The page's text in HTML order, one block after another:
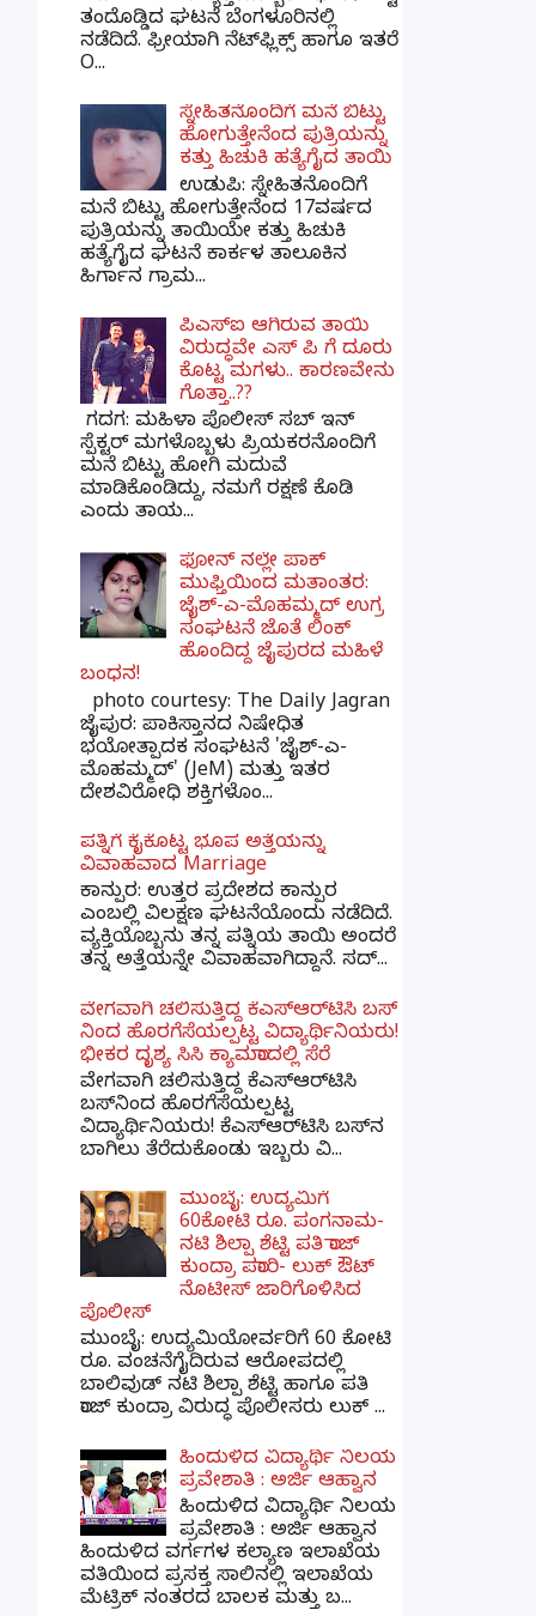
ತಂದೊಡ್ಡಿದ ಘಟನೆ ಬೆಂಗಳೂರಿನಲ್ಲಿ
ನಡೆದಿದೆ. ಫ್ರೀಯಾಗಿ ನೆಟ್‌ಫ್ಲಿಕ್ಸ್ ಹಾಗೂ ಇತರೆ
O...
ಸ್ನೇಹಿತನೊಂದಿಗೆ ಮನೆ ಬಿಟ್ಟು
ಹೋಗುತ್ತೇನೆಂದ ಪುತ್ರಿಯನ್ನು
ಕತ್ತು ಹಿಚುಕಿ ಹತ್ಯೆಗೈದ ತಾಯಿ
ಉಡುಪಿ: ಸ್ನೇಹಿತನೊಂದಿಗೆ
ಮನೆ ಬಿಟ್ಟು ಹೋಗುತ್ತೇನೆಂದ 17ವರ್ಷದ
ಪುತ್ರಿಯನ್ನು ತಾಯಿಯೇ ಕತ್ತು ಹಿಚುಕಿ
ಹತ್ಯೆಗೈದ ಘಟನೆ ಕಾರ್ಕಳ ತಾಲೂಕಿನ
ಹಿರ್ಗಾನ ಗ್ರಾಮ...
ಪಿಎಸ್​ಐ ಆಗಿರುವ ತಾಯಿ
ವಿರುದ್ಧವೇ ಎಸ್ ಪಿ ಗೆ ದೂರು
ಕೊಟ್ಟ ಮಗಳು.. ಕಾರಣವೇನು
ಗೊತ್ತಾ..??
ಗದಗ​: ಮಹಿಳಾ ಪೊಲೀಸ್​ ಸಬ್ ​ಇನ್​
ಸ್ಪೆಕ್ಟರ್​ ಮಗಳೊಬ್ಬಳು ಪ್ರಿಯಕರನೊಂದಿಗೆ
ಮನೆ ಬಿಟ್ಟು ಹೋಗಿ ಮದುವೆ
ಮಾಡಿಕೊಂಡಿದ್ದು, ನಮಗೆ ರಕ್ಷಣೆ ಕೊಡಿ
ಎಂದು ತಾಯ...
ಫೋನ್ ನಲ್ಲೇ ಪಾಕ್
ಮುಫ್ತಿಯಿಂದ ಮತಾಂತರ:
ಜೈಶ್-ಎ-ಮೊಹಮ್ಮದ್ ಉಗ್ರ
ಸಂಘಟನೆ ಜೊತೆ ಲಿಂಕ್
ಹೊಂದಿದ್ದ ಜೈಪುರದ ಮಹಿಳೆ
ಬಂಧನ!
photo courtesy: The Daily Jagran
ಜೈಪುರ: ಪಾಕಿಸ್ತಾನದ ನಿಷೇಧಿತ
ಭಯೋತ್ಪಾದಕ ಸಂಘಟನೆ 'ಜೈಶ್-ಎ-
ಮೊಹಮ್ಮದ್' (JeM) ಮತ್ತು ಇತರ
ದೇಶವಿರೋಧಿ ಶಕ್ತಿಗಳೊಂ...
ಪತ್ನಿಗೆ ಕೈಕೊಟ್ಟ ಭೂಪ ಅತ್ತೆಯನ್ನು
ವಿವಾಹವಾದ Marriage
ಕಾನ್ಪುರ: ಉತ್ತರ ಪ್ರದೇಶದ ಕಾನ್ಪುರ
ಎಂಬಲ್ಲಿ ವಿಲಕ್ಷಣ ಘಟನೆಯೊಂದು ನಡೆದಿದೆ.
ವ್ಯಕ್ತಿಯೊಬ್ಬನು ತನ್ನ ಪತ್ನಿಯ ತಾಯಿ ಅಂದರೆ
ತನ್ನ ಅತ್ತೆಯನ್ನೇ ವಿವಾಹವಾಗಿದ್ದಾನೆ. ಸದ್...
ವೇಗವಾಗಿ ಚಲಿಸುತ್ತಿದ್ದ ಕೆಎಸ್​ಆರ್​ಟಿಸಿ ಬಸ್​
ನಿಂದ ಹೊರಗೆಸೆಯಲ್ಪಟ್ಟ ವಿದ್ಯಾರ್ಥಿನಿಯರು!
ಭೀಕರ ದೃಶ್ಯ ಸಿಸಿ ಕ್ಯಾಮರಾದಲ್ಲಿ ಸೆರೆ
ವೇಗವಾಗಿ ಚಲಿಸುತ್ತಿದ್ದ ಕೆಎಸ್‌ಆರ್‌ಟಿಸಿ
ಬಸ್‌ನಿಂದ ಹೊರಗೆಸೆಯಲ್ಪಟ್ಟ
ವಿದ್ಯಾರ್ಥಿನಿಯರು! ಕೆಎಸ್‌ಆರ್‌ಟಿಸಿ ಬಸ್‌ನ
ಬಾಗಿಲು ತೆರೆದುಕೊಂಡು ಇಬ್ಬರು ವಿ...
ಮುಂಬೈ: ಉದ್ಯಮಿಗೆ
60ಕೋಟಿ ರೂ. ಪಂಗನಾಮ-
ನಟಿ ಶಿಲ್ಪಾ ಶೆಟ್ಟಿ ಪತಿ ರಾಜ್
ಕುಂದ್ರಾ ಪರಾರಿ- ಲುಕ್ ಔಟ್
ನೊಟೀಸ್ ಜಾರಿಗೊಳಿಸಿದ
ಪೊಲೀಸ್
ಮುಂಬೈ: ಉದ್ಯಮಿಯೋರ್ವರಿಗೆ 60 ಕೋಟಿ
ರೂ. ವಂಚನೆಗೈದಿರುವ ಆರೋಪದಲ್ಲಿ
ಬಾಲಿವುಡ್ ನಟಿ ಶಿಲ್ಪಾ ಶೆಟ್ಟಿ ಹಾಗೂ ಪತಿ
ರಾಜ್ ಕುಂದ್ರಾ ವಿರುದ್ಧ ಪೊಲೀಸರು ಲುಕ್ ...
ಹಿಂದುಳಿದ ವಿದ್ಯಾರ್ಥಿ ನಿಲಯ
ಪ್ರವೇಶಾತಿ : ಅರ್ಜಿ ಆಹ್ವಾನ
ಹಿಂದುಳಿದ ವಿದ್ಯಾರ್ಥಿ ನಿಲಯ
ಪ್ರವೇಶಾತಿ : ಅರ್ಜಿ ಆಹ್ವಾನ
ಹಿಂದುಳಿದ ವರ್ಗಗಳ ಕಲ್ಯಾಣ ಇಲಾಖೆಯ
ವತಿಯಿಂದ ಪ್ರಸಕ್ತ ಸಾಲಿನಲ್ಲಿ ಇಲಾಖೆಯ
ಮೆಟ್ರಿಕ್ ನಂತರದ ಬಾಲಕ ಮತ್ತು ಬ...